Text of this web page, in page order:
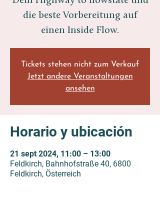
die beste Vorbereitung auf
einen Inside Flow.
Tickets stehen nicht zum Verkauf
Jetzt andere Veranstaltungen
ansehen
Horario y ubicación
21 sept 2024, 11:00 – 13:00
Feldkirch, Bahnhofstraße 40, 6800
Feldkirch, Österreich